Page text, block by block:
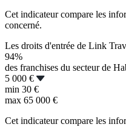
Cet indicateur compare les
concerné.
Les droits d'entrée de Link
94%
des franchises du secteur de
5 000 €
min 30 €
max 65 000 €
Cet indicateur compare les